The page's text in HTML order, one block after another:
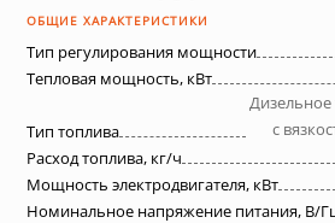
ОБЩИЕ ХАРАКТЕРИСТИКИ
Тип регулирования мощности
Тепловая мощность, кВт
Тип топлива
Дизельное
с
Расход топлива, кг/ч
Мощность электродвигателя, кВт
Номинальное напряжение питания, В/